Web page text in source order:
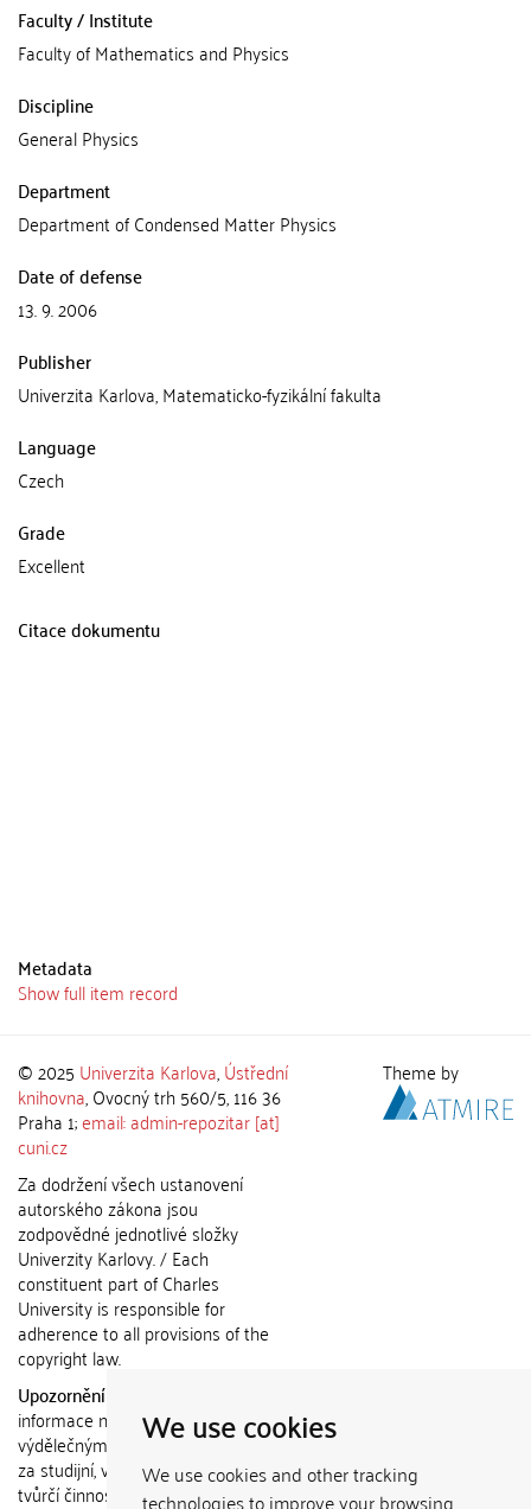
We use cookies
We use cookies and other tracking
technologies to improve your browsing
Faculty / Institute
Faculty of Mathematics and Physics
Discipline
General Physics
Department
Department of Condensed Matter Physics
Date of defense
13. 9. 2006
Publisher
Univerzita Karlova, Matematicko-fyzikální fakulta
Language
Czech
Grade
Excellent
Citace dokumentu
Metadata
Show full item record
© 2025 Univerzita Karlova,Ústřední
knihovna, Ovocný trh 560/5, 116 36
Praha 1;email: admin-repozitar [at]
cuni.cz
Za dodržení všech ustanovení
autorského zákona jsou
zodpovědné jednotlivé složky
Univerzity Karlovy. / Each
constituent part of Charles
University is responsible for
adherence to all provisions of the
copyright law.
Upozornění / Notice:
informace nemohou být použity k
výdělečným účelům nebo vydávány
za studijní, vědeckou nebo jinou
tvůrčí činnost jiné osoby než autora.
Theme by